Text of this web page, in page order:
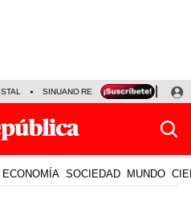
SINUANO RESULTADOS HOY
ECONOMÍA SOCIEDAD MUNDO